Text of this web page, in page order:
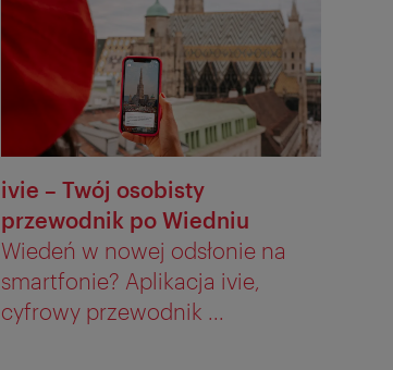
ivie – Twój osobisty
przewodnik po Wiedniu
Wiedeń w nowej odsłonie na
smartfonie? Aplikacja ivie,
cyfrowy przewodnik ...